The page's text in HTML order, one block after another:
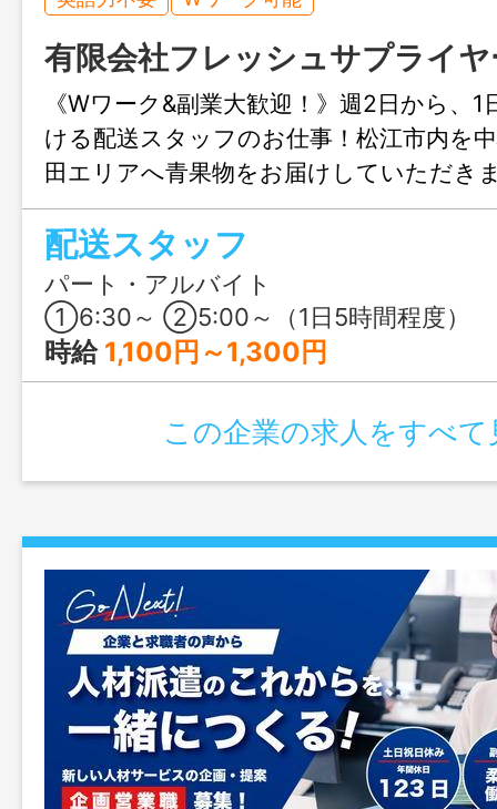
有限会社フレッシュサプライヤ
《Wワーク&副業大歓迎！》週2日から、
ける配送スタッフのお仕事！松江市内を
田エリアへ青果物をお届けしていただき
祝休み、早朝から働いて午後の時間は自
が魅力♪
配送スタッフ
パート・アルバイト
①6:30～ ②5:00～（1日5時間程度）
時給 1,100円～1,300円
この企業の求人をすべて